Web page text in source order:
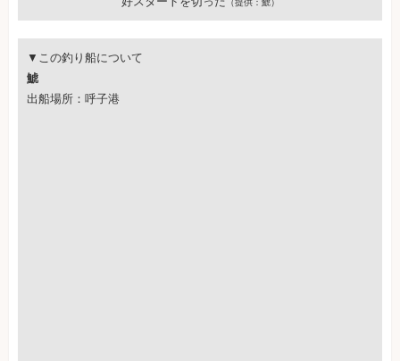
▼この釣り船について
鯱
出船場所：呼子港